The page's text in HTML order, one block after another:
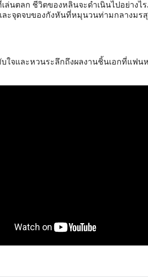
ล่นตลก ชีวิตของหลินจะดำเนินไปอย่างไ
ะจุดจบของกังหันที่หมุนวนท่ามกลางมร
ใจและหวนระลึกถึงผลงานชิ้นเอกที่แฟน